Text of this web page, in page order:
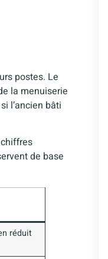
postes. Le
la menuiserie
l’ancien bâti
de base
réduit